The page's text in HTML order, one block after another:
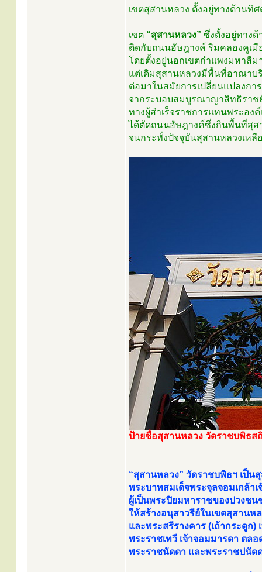
เขตสุสานหลวง ตั้งอยู่ทางด้านทิ
เขต “สุสานหลวง” ซึ่งตั้งอยู่ทาง
ติดกับถนนอัษฎางค์ ริมคลองคูเมื
โดยตั้งอยู่นอกเขตกำแพงมหาสีม
แต่เดิมสุสานหลวงมีพื้นที่อาณาบ
ต่อมาในสมัยการเปลี่ยนแปลงกา
จากระบอบสมบูรณาญาสิทธิราช
ทางผู้สำเร็จราชการแทนพระอง
ได้ตัดถนนอัษฎางค์ซึ่งกินพื้นที่สุส
จนกระทั่งปัจจุบันสุสานหลวงเหลื
ป้ายชื่อสุสานหลวง วัดราชบพิธส
“สุสานหลวง” วัดราชบพิธฯ เป็น
พระบาทสมเด็จพระจุลจอมเกล้า
ผู้เป็นพระปิยมหาราชของปวงชน
ให้สร้างอนุสาวรีย์ในเขตสุสานห
และพระสรีรางคาร (เถ้ากระดูก
พระราชเทวี เจ้าจอมมารดา ตล
พระราชนัดดา และพระราชปนัด